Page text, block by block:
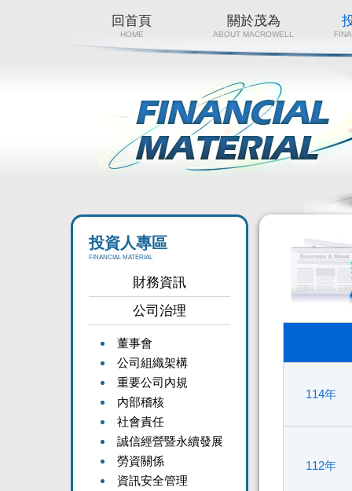
回首頁
HOME
關於茂為
ABOUT MACROWELL
投資人專區
FINANCIAL MATERIAL
財務資訊
公司治理
董事會
公司組織架構
重要公司內規
內部稽核
社會責任
誠信經營暨永續發展
勞資關係
資訊安全管理
114年
112年